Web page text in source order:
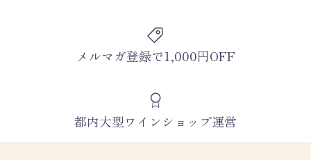
メルマガ登録で1,000円OFF
都内大型ワインショップ運営